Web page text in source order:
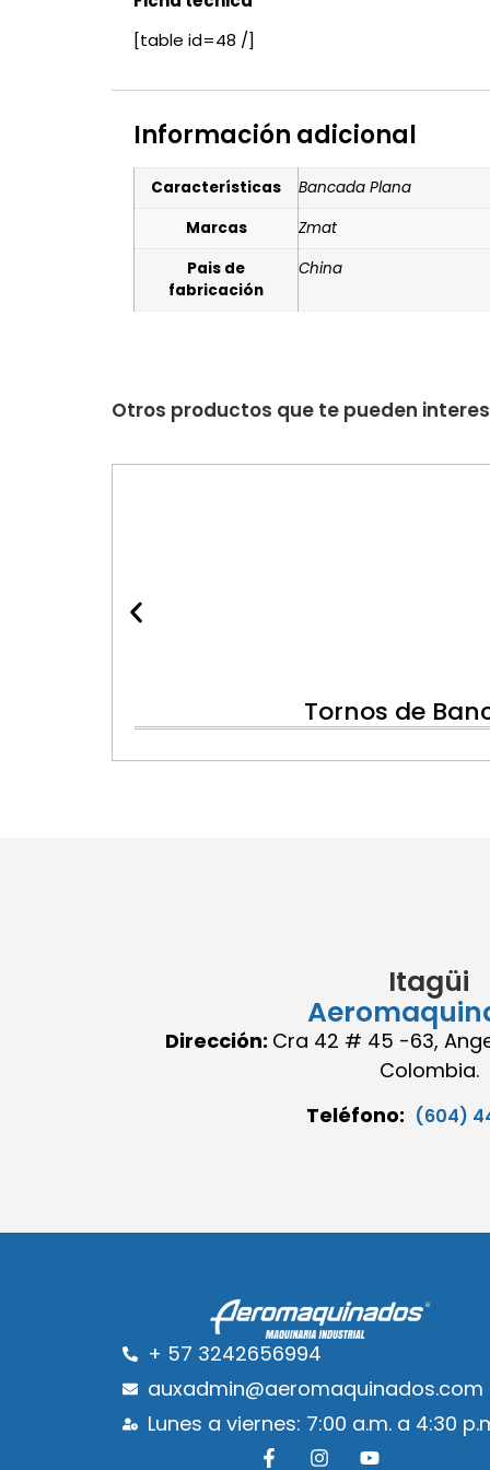
[table id=48 /]
Información adicional
Características
Bancada Plana
Marcas
Zmat
Pais de
fabricación
China
Otros productos que te pueden
Tornos de
Itagüi
Dirección: Cra 42 # 45 -63,
Colombia.
Teléfono: (604)
+ 57 3242656994
auxadmin@aeromaquinados.com
Lunes a viernes: 7:00 a.m. a 4:30